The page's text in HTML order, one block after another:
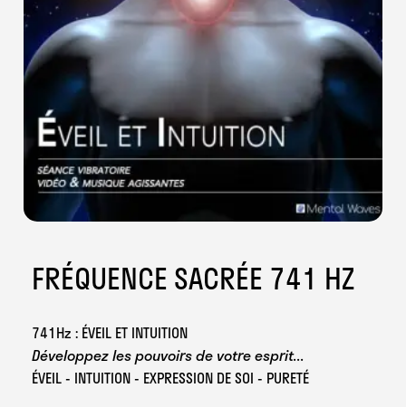
FRÉQUENCE SACRÉE 741 HZ
741Hz : ÉVEIL ET INTUITION
Développez les pouvoirs de votre esprit...
ÉVEIL - INTUITION - EXPRESSION DE SOI - PURETÉ